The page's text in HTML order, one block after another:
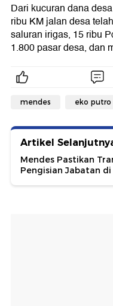
Dari kucuran dana
ribu KM jalan desa
saluran irigas, 15 ribu
1.800 pasar desa, dan
mendes eko putro
Artikel
Mendes Pastikan
Pengisian Jabatan